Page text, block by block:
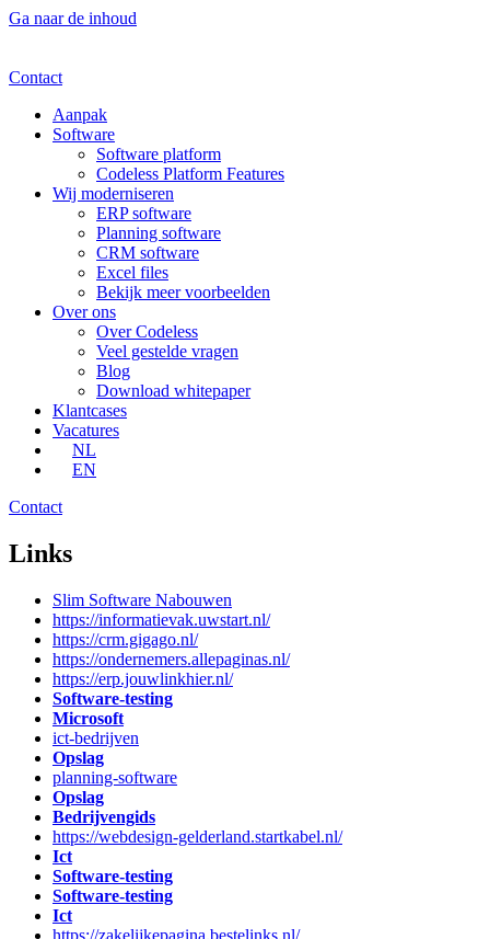
Ga naar de inhoud
Contact
Aanpak
Software
Software platform
Codeless Platform Features
Wij moderniseren
ERP software
Planning software
CRM software
Excel files
Bekijk meer voorbeelden
Over ons
Over Codeless
Veel gestelde vragen
Blog
Download whitepaper
Klantcases
Vacatures
NL
EN
Contact
Links
Slim Software Nabouwen
https://informatievak.uwstart.nl/
https://crm.gigago.nl/
https://ondernemers.allepaginas.nl/
https://erp.jouwlinkhier.nl/
Software-testing
Microsoft
ict-bedrijven
Opslag
planning-software
Opslag
Bedrijvengids
https://webdesign-gelderland.startkabel.nl/
Ict
Software-testing
Software-testing
Ict
https://zakelijkepagina.bestelinks.nl/